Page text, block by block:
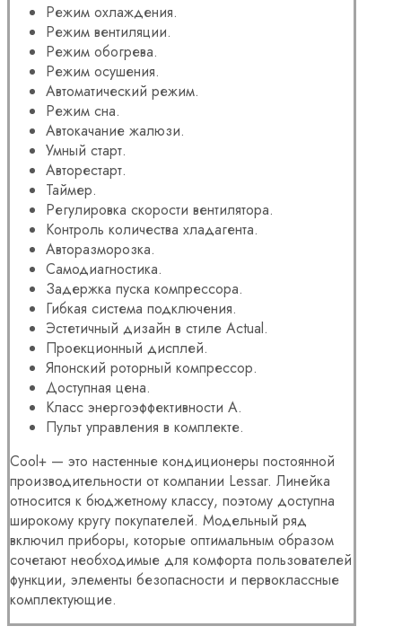
Режим охлаждения.
Режим вентиляции.
Режим обогрева.
Режим осушения.
Автоматический режим.
Режим сна.
Автокачание жалюзи.
Умный старт.
Авторестарт.
Таймер.
Регулировка скорости вентилятора.
Контроль количества хладагента.
Авторазморозка.
Самодиагностика.
Задержка пуска компрессора.
Гибкая система подключения.
Эстетичный дизайн в стиле Actual.
Проекционный дисплей.
Японский роторный компрессор.
Доступная цена.
Класс энергоэффективности A.
Пульт управления в комплекте.
Cool+ — это настенные кондиционеры постоянной
производительности от компании Lessar. Линейка
относится к бюджетному классу, поэтому доступна
широкому кругу покупателей. Модельный ряд
включил приборы, которые оптимальным образом
сочетают необходимые для комфорта пользователей
функции, элементы безопасности и первоклассные
комплектующие.